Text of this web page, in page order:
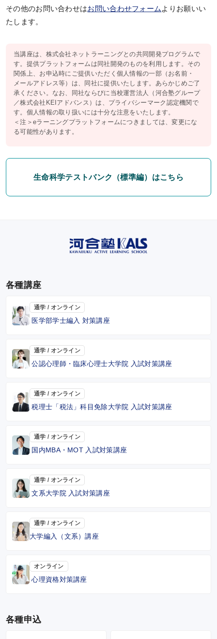
その他のお問い合わせはお問い合わせフォーム よりお願いい
たします。
当講座は、株式会社ネットラーニングとの共同開発プログラムで
す。提供プラットフォームは同社開発のものを利用します。その
関係上、お申込時にご提供いただく個人情報の一部（お名前・
メールアドレス等）は、同社に提供いたします。あらかじめご了
承ください。なお、同社ならびに当校運営法人（河合塾グループ
／株式会社KEIアドバンス）は、プライバシーマーク認定機関で
す。個人情報の取り扱いには十分な注意をいたします。
＜注＞eラーニングプラットフォームにつきましては、変更にな
る可能性があります。
生命科学テストバンク（標準編）はこちら
各種講座
通学 / オンライン
医学部学士編入 対策講座
通学 / オンライン
公認心理師・臨床心理士大学院 入試対策講座
通学 / オンライン
税理士「税法」科目免除大学院 入試対策講座
通学 / オンライン
国内MBA・MOT 入試対策講座
通学 / オンライン
文系大学院 入試対策講座
通学 / オンライン
大学編入（文系）講座
オンライン
心理資格対策講座
各種申込